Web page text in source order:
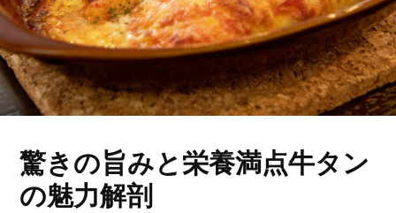
驚きの旨みと栄養満点牛タン
の魅力解剖